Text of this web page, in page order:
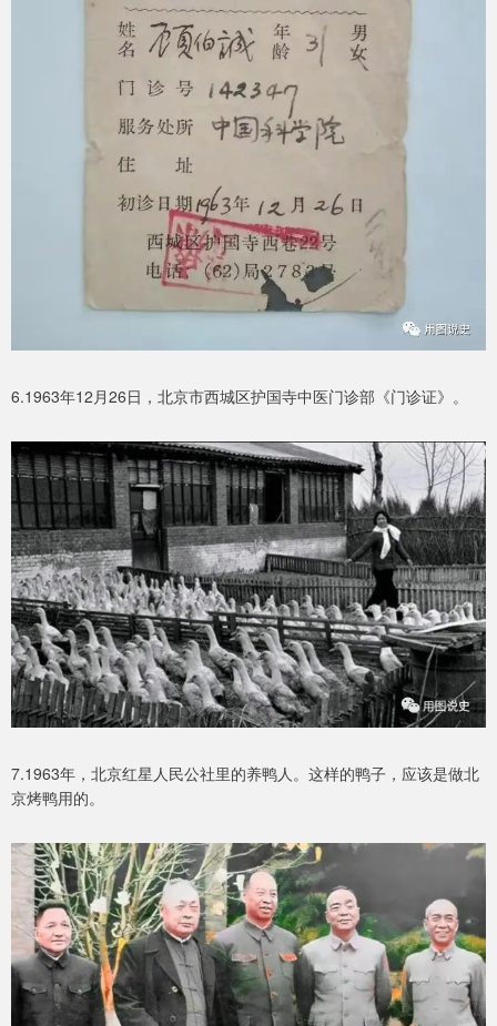
6.1963年12月26日，北京市西城区护国寺中医门诊部《门诊证》。
7.1963年，北京红星人民公社里的养鸭人。这样的鸭子，应该是做北
京烤鸭用的。